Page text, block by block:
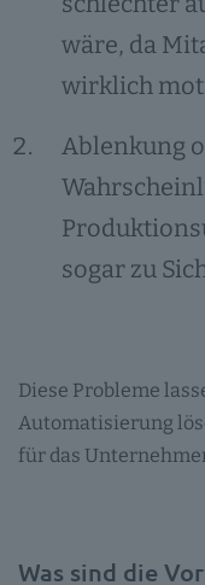
wäre, da
wirklich
Ablenkung
sogar zu
Diese Probleme
Automatisierung
für das
Was sind die